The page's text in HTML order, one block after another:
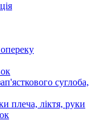
суглоба,
плеча, ліктя, руки